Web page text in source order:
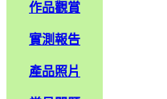
作品觀賞
實測報告
產品照片